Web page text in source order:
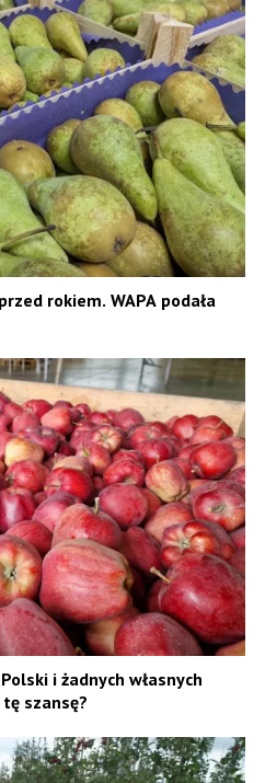
rokiem. WAPA podała
i żadnych własnych
szansę?